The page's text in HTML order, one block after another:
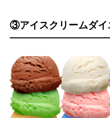
③アイスクリームダイ